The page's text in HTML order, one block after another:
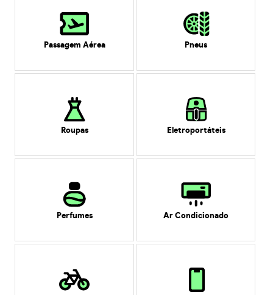
Passagem Aérea Pneus
Roupas Eletroportáteis
Perfumes Ar Condicionado